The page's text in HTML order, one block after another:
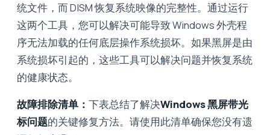
统文件，而 DISM 恢复系统映像的完整性。通过运行
这两个工具，您可以解决可能导致 Windows 外壳程
序无法加载的任何底层操作系统损坏。如果黑屏是由
系统损坏引起的，这些工具可以解决问题并恢复系统
的健康状态。
故障排除清单： 下表总结了解决Windows 黑屏带光
标问题的关键修复方法。请使用此清单确保您没有遗